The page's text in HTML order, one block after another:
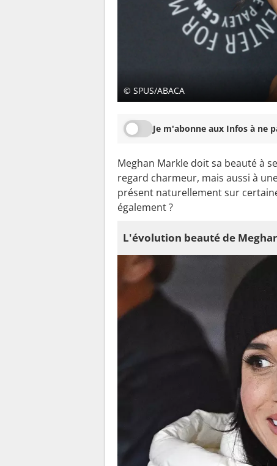
© SPUS/ABACA
Je m'abonne aux Infos à ne
Meghan Markle doit sa beauté à
regard charmeur, mais aussi à
présent naturellement sur
également ?
L'évolution beauté de